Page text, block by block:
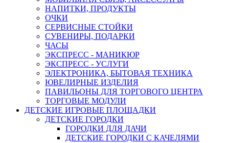
НАПИТКИ, ПРОДУКТЫ
ОЧКИ
СЕРВИСНЫЕ СТОЙКИ
СУВЕНИРЫ, ПОДАРКИ
ЧАСЫ
ЭКСПРЕСС - МАНИКЮР
ЭКСПРЕСС - УСЛУГИ
ЭЛЕКТРОНИКА, БЫТОВАЯ ТЕХНИКА
ЮВЕЛИРНЫЕ ИЗДЕЛИЯ
ПАВИЛЬОНЫ ДЛЯ ТОРГОВОГО ЦЕНТРА
ТОРГОВЫЕ МОДУЛИ
ДЕТСКИЕ ИГРОВЫЕ ПЛОЩАДКИ
ДЕТСКИЕ ГОРОДКИ
ГОРОДКИ ДЛЯ ДАЧИ
ДЕТСКИЕ ГОРОДКИ С КАЧЕЛЯМИ